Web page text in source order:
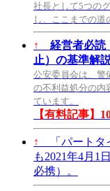
社長として5つの
し、ここまでの道
↑
経営者必読
止）の基準解
公安委員会は、警
の不利益処分の内
ています。
【有料記事】
↑
「パートタ
も2021年4月1
必携）。